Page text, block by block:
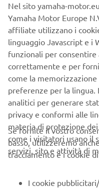
La raffinata semplicità
comoda e piacevole da
caratteristiche come la
con la connettività per
praticità, ABS a singolo
superiori.
Il design della WR125R
delle moto Yamaha da
risultato è una moto
abbinate a elementi
Nel sito yamaha-
Yamaha Motor Europe
affiliate utilizzano i
linguaggio Javascript e i
funzionali per
correttamente e per
come la
preferenze per la
analitici per generare
privacy e conformi alle
materia di protezione
come i visitatori usano il
servizi, sito e attività di
Se fornite il vostro
basso, utilizzeremo
tracciamento e i cookie
I cookie